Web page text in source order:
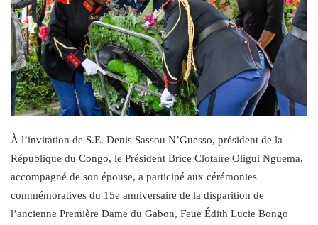
À l’invitation de S.E. Denis Sassou N’Guesso, président de la
République du Congo, le Président Brice Clotaire Oligui Nguema,
accompagné de son épouse, a participé aux cérémonies
commémoratives du 15e anniversaire de la disparition de
l’ancienne Première Dame du Gabon, Feue Édith Lucie Bongo